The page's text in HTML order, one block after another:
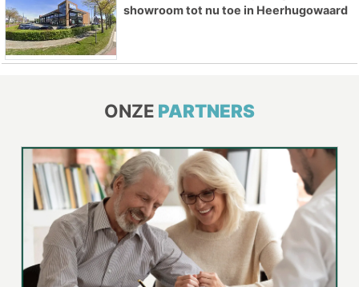
showroom tot nu toe in Heerhugowaard
ONZE PARTNERS